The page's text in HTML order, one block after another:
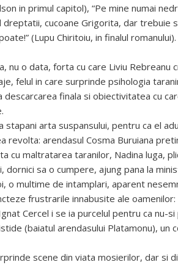
in primul capitol), “Pe mine numai
dreptatii, cucoane Grigorita, dar trebuie
(Lupu Chiritoiu, in finalul romanului).
nu o data, forta cu care Liviu Rebreanu
felul in care surprinde psihologia
descarcarea finala si obiectivitatea cu
stapani arta suspansului, pentru ca el
revolta: arendasul Cosma Buruiana
cu maltratarea taranilor, Nadina luga,
dornici sa o cumpere, ajung pana la
o multime de intamplari, aparent
frustrarile innabusite ale
Cercel i se ia purcelul pentru ca nu-
(baiatul arendasului Platamonu), un
scene din viata mosierilor, dar si